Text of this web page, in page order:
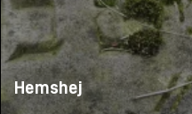
Hemshej